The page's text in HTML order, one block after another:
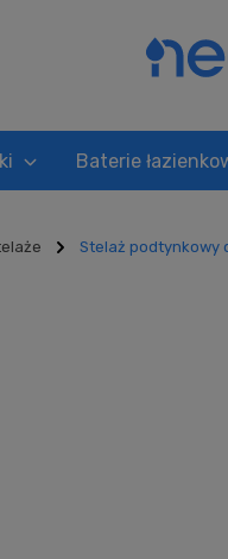
Baterie
Stelaż podtynkowy